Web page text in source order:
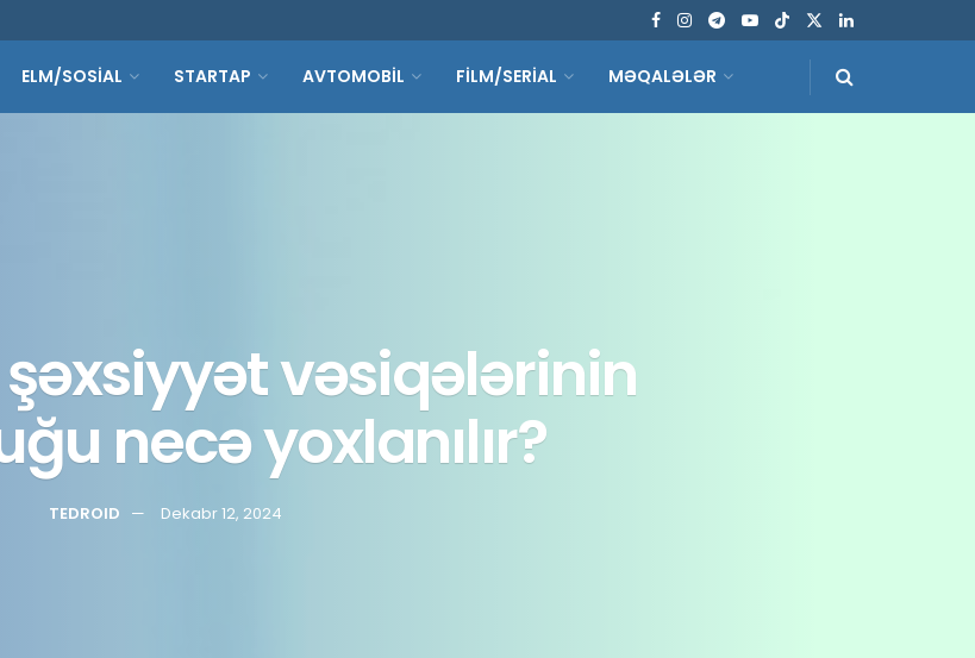
ELM/SOSİAL STARTAP AVTOMOBİL FİLM/SERİAL MƏQALƏLƏR
vəsiqələrinin
necə yoxlanılır?
TEDROID Dekabr 12, 2024